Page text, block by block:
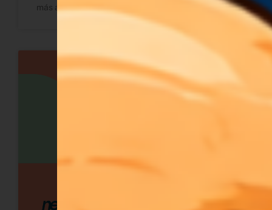
más alineada contigo misma.